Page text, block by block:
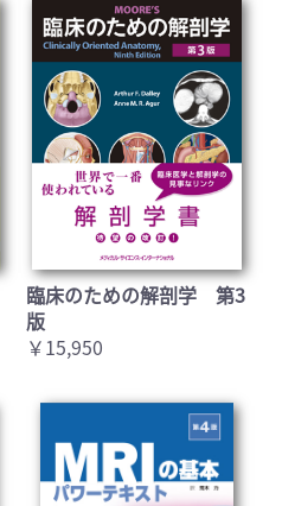
臨床のための解剖学 第3
版
￥15,950